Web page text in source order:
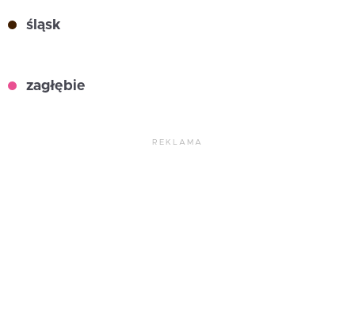
śląsk
zagłębie
REKLAMA